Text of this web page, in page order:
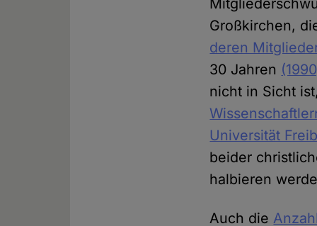
Großkirchen,
deren
30 Jahren
nicht in Sicht
Universität
beider
halbieren
Auch die